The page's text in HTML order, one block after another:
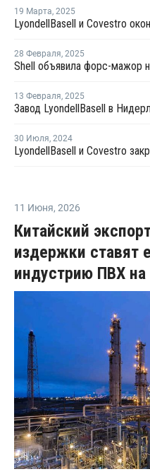
19 Марта, 2025
28 Февраля, 2025
13 Февраля, 2025
30 Июля, 2024
LyondellBasell и Covestro
11 Июня, 2026
Китайский
издержки ставят
индустрию ПВХ